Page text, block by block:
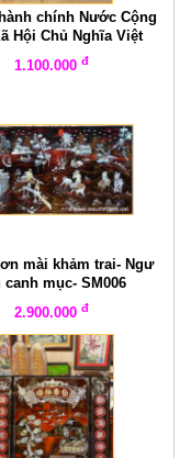
chính Nước Cộng
Hội Chủ Nghĩa Việt
1.100.000 đ
mài khảm trai- Ngư
canh mục- SM006
2.900.000 đ